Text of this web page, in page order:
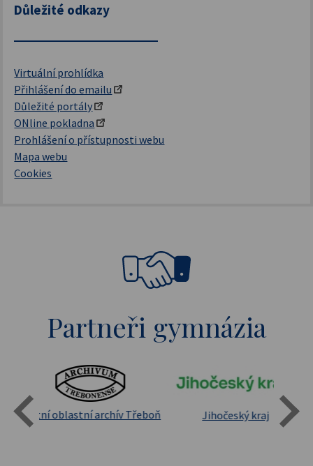
Důležité odkazy
Virtuální prohlídka
Přihlášení do emailu
Důležité portály
ONline pokladna
Prohlášení o přístupnosti webu
Mapa webu
Cookies
Partneři gymnázia
Státní oblastní archív Třeboň Jihočeský kraj